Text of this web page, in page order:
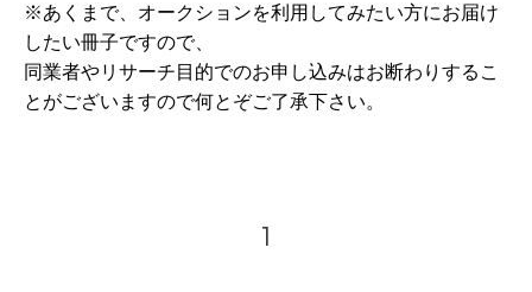
※あくまで、オークションを利用してみたい方にお届け
したい冊子ですので、
同業者やリサーチ目的でのお申し込みはお断わりするこ
とがございますので何とぞご了承下さい。
1